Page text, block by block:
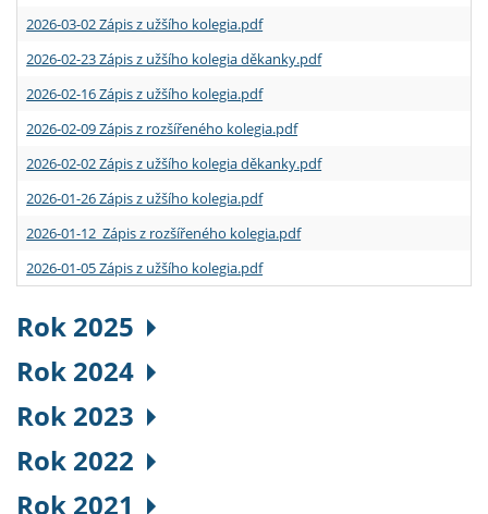
2026-03-02 Zápis z užšího kolegia.pdf
2026-02-23 Zápis z užšího kolegia děkanky.pdf
2026-02-16 Zápis z užšího kolegia.pdf
2026-02-09 Zápis z rozšířeného kolegia.pdf
2026-02-02 Zápis z užšího kolegia děkanky.pdf
2026-01-26 Zápis z užšího kolegia.pdf
2026-01-12 Zápis z rozšířeného kolegia.pdf
2026-01-05 Zápis z užšího kolegia.pdf
Rok 2025
Rok 2024
Rok 2023
Rok 2022
Rok 2021